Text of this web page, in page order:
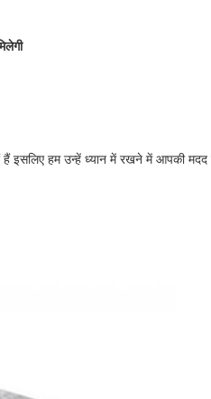
हैं इसलिए हम उन्हें ध्यान में रखने में आपकी